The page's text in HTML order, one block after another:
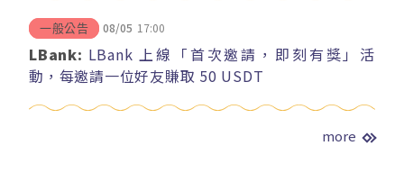
一般公告 08/05 17:00
LBank: LBank 上線「首次邀請，即刻有獎」活
動，每邀請一位好友賺取 50 USDT
more